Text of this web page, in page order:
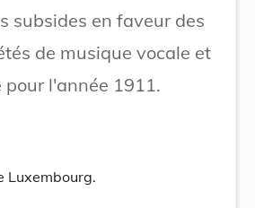
subsides en faveur des
de musique vocale et
l'année 1911.
Luxembourg.